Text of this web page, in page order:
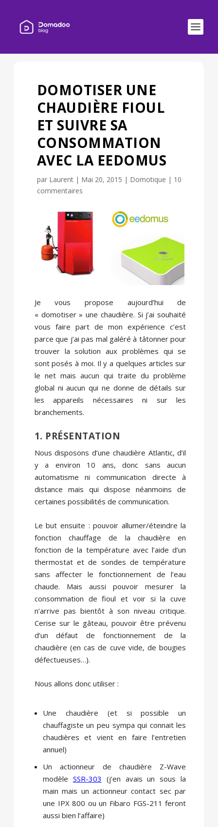
DOMOTISER UNE
CHAUDIÈRE FIOUL
ET SUIVRE SA
CONSOMMATION
AVEC LA EEDOMUS
par Laurent| Mai 20, 2015 | Domotique | 10
commentaires
Je vous propose aujourd’hui de
« domotiser » une chaudière. Si j’ai souhaité
vous faire part de mon expérience c’est
parce que j’ai pas mal galéré à tâtonner pour
trouver la solution aux problèmes qui se
sont posés à moi. Il y a quelques articles sur
le net mais aucun qui traite du problème
global ni aucun qui ne donne de détails sur
les appareils nécessaires ni sur les
branchements.
1. PRÉSENTATION
Nous disposons d’une chaudière Atlantic, d’il
y a environ 10 ans, donc sans aucun
automatisme ni communication directe à
distance mais qui dispose néanmoins de
certaines possibilités de communication.
Le but ensuite : pouvoir allumer/éteindre la
fonction chauffage de la chaudière en
fonction de la température avec l’aide d’un
thermostat et de sondes de température
sans affecter le fonctionnement de l’eau
chaude. Mais aussi pouvoir mesurer la
consommation de fioul et voir si la cuve
n’arrive pas bientôt à son niveau critique.
Cerise sur le gâteau, pouvoir être prévenu
d’un défaut de fonctionnement de la
chaudière (en cas de cuve vide, de bougies
défectueuses…).
Nous allons donc utiliser :
Une chaudière (et si possible un
chauffagiste un peu sympa qui connait les
chaudières et vient en faire l’entretien
annuel)
Un actionneur de chaudière Z-Wave
modèle SSR-303 (j’en avais un sous la
main mais un actionneur contact sec par
une IPX 800 ou un Fibaro FGS-211 feront
aussi bien l’affaire)